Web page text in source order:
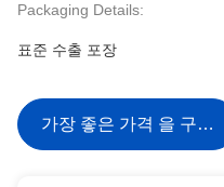
Packaging Details:
표준 수출 포장
가장 좋은 가격 을 구하라